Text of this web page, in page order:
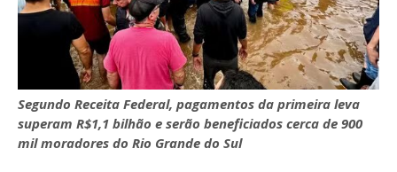
Segundo Receita Federal, pagamentos da primeira leva
superam R$1,1 bilhão e serão beneficiados cerca de 900
mil moradores do Rio Grande do Sul